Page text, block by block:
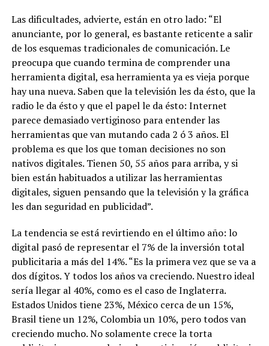
Las dificultades, advierte, están en otro lado: “El
anunciante, por lo general, es bastante reticente a salir
de los esquemas tradicionales de comunicación. Le
preocupa que cuando termina de comprender una
herramienta digital, esa herramienta ya es vieja porque
hay una nueva. Saben que la televisión les da ésto, que la
radio le da ésto y que el papel le da ésto: Internet
parece demasiado vertiginoso para entender las
herramientas que van mutando cada 2 ó 3 años. El
problema es que los que toman decisiones no son
nativos digitales. Tienen 50, 55 años para arriba, y si
bien están habituados a utilizar las herramientas
digitales, siguen pensando que la televisión y la gráfica
les dan seguridad en publicidad”.
La tendencia se está revirtiendo en el último año: lo
digital pasó de representar el 7% de la inversión total
publicitaria a más del 14%. “Es la primera vez que se va a
dos dígitos. Y todos los años va creciendo. Nuestro ideal
sería llegar al 40%, como es el caso de Inglaterra.
Estados Unidos tiene 23%, México cerca de un 15%,
Brasil tiene un 12%, Colombia un 10%, pero todos van
creciendo mucho. No solamente crece la torta